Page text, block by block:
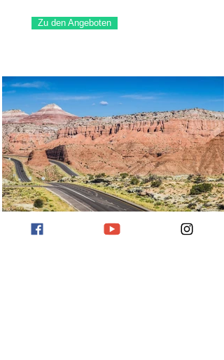
Zu den Angeboten
Hotels in den USA